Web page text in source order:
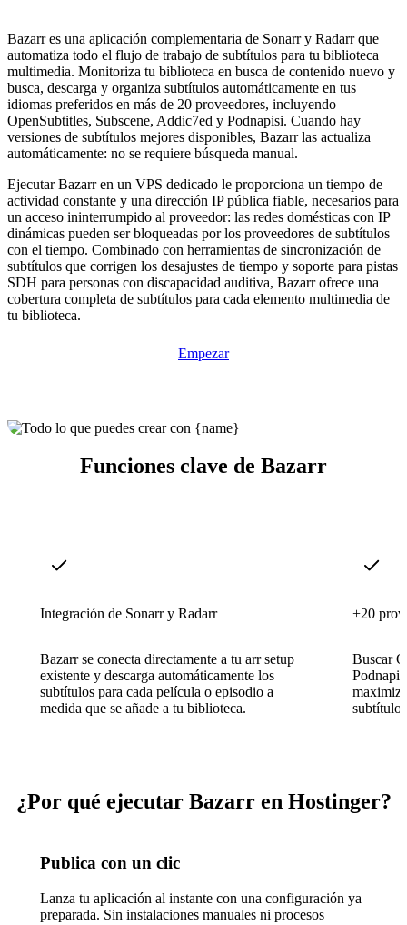
Bazarr es una aplicación complementaria de Sonarr y Radarr que
automatiza todo el flujo de trabajo de subtítulos para tu biblioteca
multimedia. Monitoriza tu biblioteca en busca de contenido nuevo y
busca, descarga y organiza subtítulos automáticamente en tus
idiomas preferidos en más de 20 proveedores, incluyendo
OpenSubtitles, Subscene, Addic7ed y Podnapisi. Cuando hay
versiones de subtítulos mejores disponibles, Bazarr las actualiza
automáticamente: no se requiere búsqueda manual.
Ejecutar Bazarr en un VPS dedicado le proporciona un tiempo de
actividad constante y una dirección IP pública fiable, necesarios para
un acceso ininterrumpido al proveedor: las redes domésticas con IP
dinámicas pueden ser bloqueadas por los proveedores de subtítulos
con el tiempo. Combinado con herramientas de sincronización de
subtítulos que corrigen los desajustes de tiempo y soporte para pistas
SDH para personas con discapacidad auditiva, Bazarr ofrece una
cobertura completa de subtítulos para cada elemento multimedia de
tu biblioteca.
Empezar
Funciones clave de Bazarr
Integración de Sonarr y Radarr
Bazarr se conecta directamente a tu arr setup
existente y descarga automáticamente los
subtítulos para cada película o episodio a
medida que se añade a tu biblioteca.
+20
Buscar
¿Por qué ejecutar Bazarr en Hostinger?
Publica con un clic
Lanza tu aplicación al instante con una configuración ya
preparada. Sin instalaciones manuales ni procesos